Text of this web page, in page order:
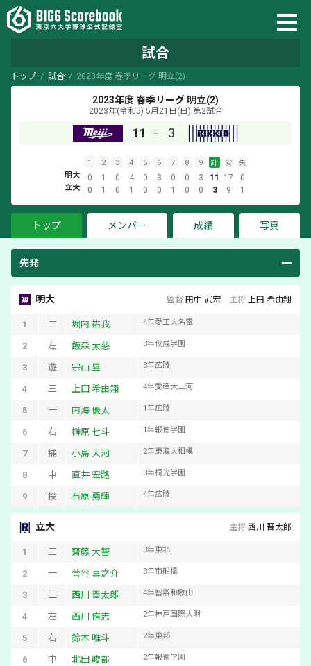
試合
トップ 試合 2023年度 春季リーグ 明立(2)
2023年度 春季リーグ 明立(2)
2023年(令和5) 5月21日(日) 第2試合
11 − 3
1 2 3 4 5 6 7 8 9 計 安 失
明大 0 1 0 4 0 3 0 0 3 11 17 0
立大 0 1 0 1 0 0 1 0 0 3 9 1
トップ メンバー 成績 写真
先発
明大 監督 田中 武宏 主将 上田 希由翔
1 二 堀内 祐我 4年愛工大名電
2 左 飯森 太慈 3年佼成学園
3 遊 宗山 塁 3年広陵
4 三 上田 希由翔 4年愛産大三河
5 一 内海 優太 1 年広陵
6 右 榊原 七斗 1 年報徳学園
7 捕 小島 大河 2年東海大相模
8 中 直井 宏路 3年桐光学園
9 投 石原 勇輝 4年広陵
立大 主将 西川 晋太郎
1 三 齋藤 大智 3年東北
2 一 菅谷 真之介 3年市船橋
3 二 西川 晋太郎 4年智辯和歌山
4 左 西川 侑志 2年神戸国際大附
5 右 鈴木 唯斗 2年東邦
6 中 北田 峻都 2年報徳学園